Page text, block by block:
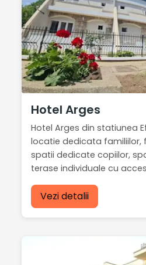
Hotel Arges
Hotel Arges din statiunea
locatie dedicata familiilor,
spatii dedicate copiilor,
terase individuale cu
Vezi detalii